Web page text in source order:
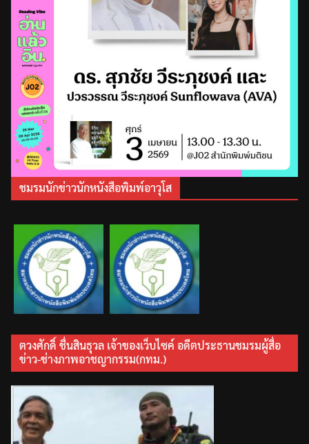
ชมรมนักข่าวนักหนังสือพิมพ์อาวุโส
ตวงศักดิ์ ชื่นสินธุวล เจ้าของเว็บไซค์ อดีตประธานชมรมผู้สื่อ
ข่าว-ช่างภาพอาชญากรรม(กทม.)